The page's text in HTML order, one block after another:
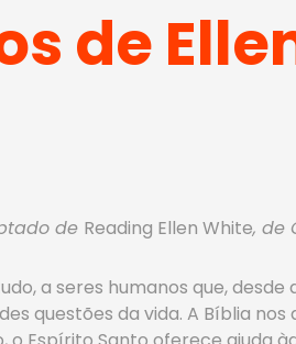
de
de Reading Ellen White, de
a seres humanos que, desde
questões da vida. A Bíblia nos